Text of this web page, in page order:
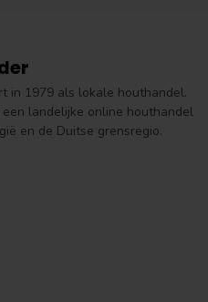
in 1979 als lokale houthandel.
landelijke online houthandel
en de Duitse grensregio.